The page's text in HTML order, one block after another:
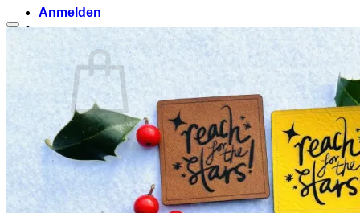
Anmelden
Warenkorb / 0
Es befinden sich keine Produkte im Warenkorb.
Zurück zum Shop
Warenkorb
Add to wishlist